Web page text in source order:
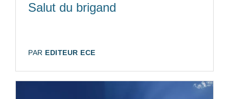
Salut du brigand
AUTEUR:
PAR EDITEUR ECE